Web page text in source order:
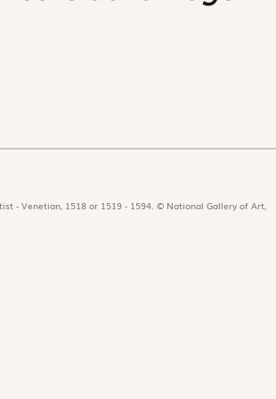
- Venetian, 1518 or 1519 - 1594. © National Gallery of Art,